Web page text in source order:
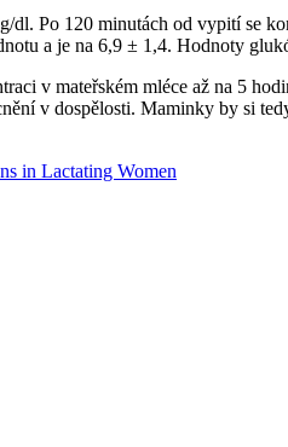
Po 120 minutách od vypití se
a je na 6,9 ± 1,4. Hodnoty
v mateřském mléce až na 5
v dospělosti. Maminky by si
in Lactating Women